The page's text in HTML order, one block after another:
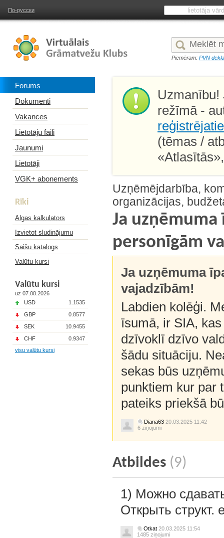
По-русски
Piemēram: PVN
Forums
Dokumenti
Vakances
Lietotāju faili
Jaunumi
Lietotāji
VGK+ abonements
Rīki
Algas kalkulators
Izvietot sludinājumu
Saišu katalogs
Valūtu kursi
Valūtu kursi
uz 07.08.2026
USD
1.1535
GBP
0.8577
SEK
10.9455
CHF
0.9347
visu valūtu kursi
Uzmanību!
režīmā -
(tēmas /
Uzņēmējdarbība,
organizācijas,
Ja
personīgām
Ja uzņēmuma
vajadzībām!
Labdien kolēģi.
īsumā, ir SIA,
dzīvoklī dzīvo
šādu situāciju.
sekas būs
punktiem kur par
pateiks priekšā
Diana63 20.03.2025 11:42
6 ziņojumi
Atbildes (9)
1) Можно
Открыть структ.
Otkat 20.03.2025 11:54
1485 ziņojumi